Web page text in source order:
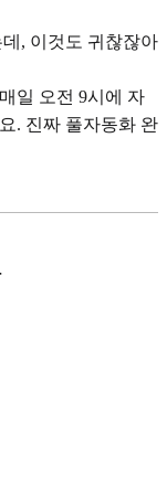
, 이것도 귀찮잖아
일 오전 9시에 자
. 진짜 풀자동화 완